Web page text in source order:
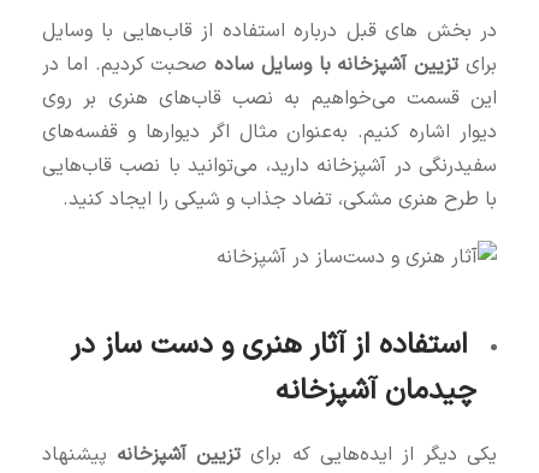
در بخش‌ های قبل درباره استفاده از قاب‌هایی با وسایل
برای تزیین آشپزخانه با وسایل ساده صحبت کردیم. اما در
این قسمت می‌خواهیم به نصب قاب‌های هنری بر روی
دیوار اشاره کنیم. به‌عنوان مثال اگر دیوارها و قفسه‌های
سفیدرنگی در آشپزخانه دارید، می‌توانید با نصب قاب‌هایی
با طرح هنری مشکی، تضاد جذاب و شیکی را ایجاد کنید.
استفاده از آثار هنری و دست‌ ساز در
چیدمان آشپزخانه
یکی دیگر از ایده‌هایی که برای تزیین آشپزخانه پیشنهاد